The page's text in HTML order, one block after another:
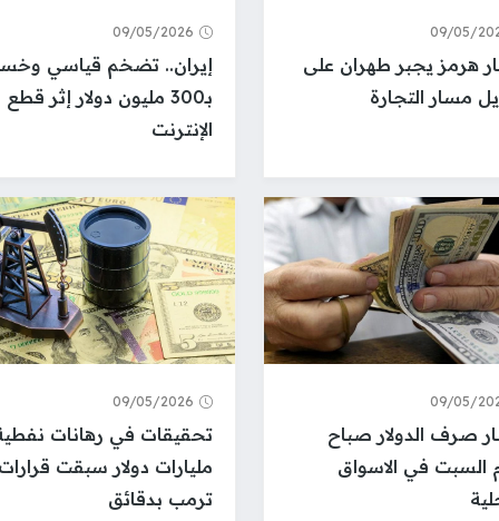
09/05/
هرمز يجبر طهران على
مسار التجارة
09/05/2026
إيران.. تضخم قياسي
بـ300 مليون دولار إثر قطع
الإنترنت
09/05/
صرف الدولار صباح
السبت في الاسواق
09/05/2026
مليارات دولار سبقت
ترمب بدقائق